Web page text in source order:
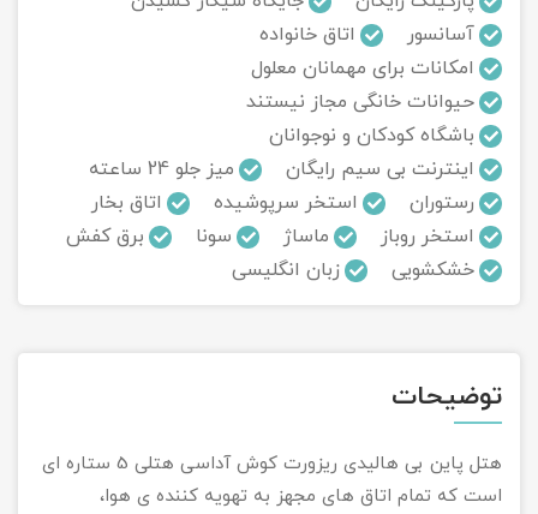
آسانسور
اتاق خانواده
امکانات برای مهمانان معلول
حیوانات خانگی مجاز نیستند
باشگاه کودکان و نوجوانان
اینترنت بی سیم رایگان
میز جلو 24 ساعته
رستوران
استخر سرپوشیده
اتاق بخار
استخر روباز
ماساژ سونا
برق کفش
خشکشویی
زبان انگلیسی
توضیحات
هتل پاین بی هالیدی ریزورت کوش آداسی هتلی 5 ستاره ای
است که تمام اتاق های مجهز به تهویه کننده ی هوا،
تور سوباتان
تور چابهار
تور مرداب هسل
تور کاشان
تور اصفهان
تور آفرود